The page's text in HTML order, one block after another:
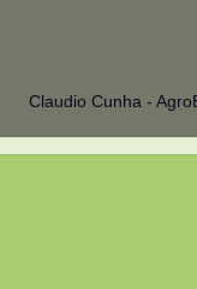
Claudio Cunha -